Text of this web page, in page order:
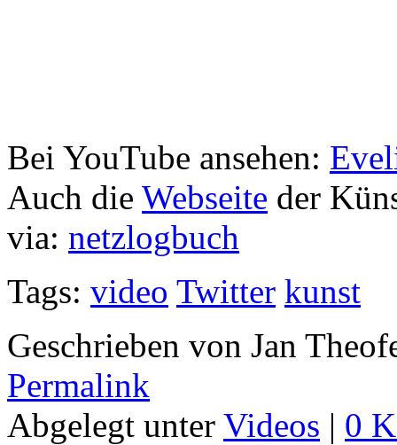
Bei YouTube ansehen:
Auch die Webseite der
via: netzlogbuch
Tags: video Twitter kunst
Geschrieben von Jan
Permalink
Abgelegt unter Videos | 0